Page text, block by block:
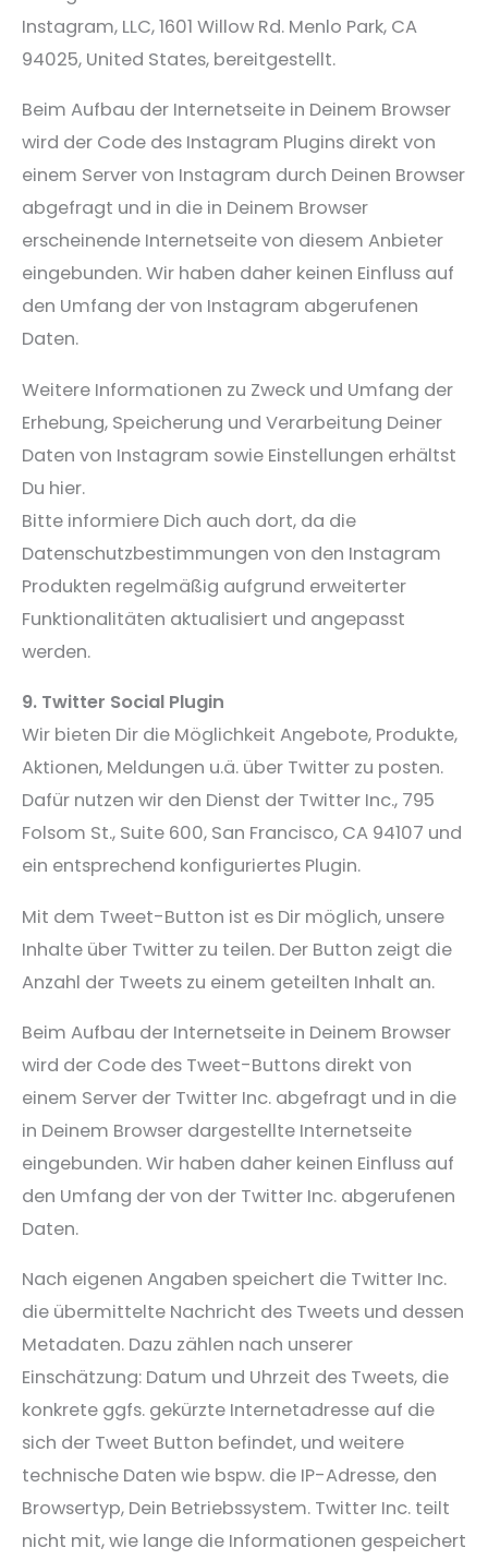
Instagram, LLC, 1601 Willow Rd. Menlo Park, CA
94025, United States, bereitgestellt.
Beim Aufbau der Internetseite in Deinem Browser
wird der Code des Instagram Plugins direkt von
einem Server von Instagram durch Deinen Browser
abgefragt und in die in Deinem Browser
erscheinende Internetseite von diesem Anbieter
eingebunden. Wir haben daher keinen Einfluss auf
den Umfang der von Instagram abgerufenen
Daten.
Weitere Informationen zu Zweck und Umfang der
Erhebung, Speicherung und Verarbeitung Deiner
Daten von Instagram sowie Einstellungen erhältst
Du hier.
Bitte informiere Dich auch dort, da die
Datenschutzbestimmungen von den Instagram
Produkten regelmäßig aufgrund erweiterter
Funktionalitäten aktualisiert und angepasst
werden.
9. Twitter Social Plugin
Wir bieten Dir die Möglichkeit Angebote, Produkte,
Aktionen, Meldungen u.ä. über Twitter zu posten.
Dafür nutzen wir den Dienst der Twitter Inc., 795
Folsom St., Suite 600, San Francisco, CA 94107 und
ein entsprechend konfiguriertes Plugin.
Mit dem Tweet-Button ist es Dir möglich, unsere
Inhalte über Twitter zu teilen. Der Button zeigt die
Anzahl der Tweets zu einem geteilten Inhalt an.
Beim Aufbau der Internetseite in Deinem Browser
wird der Code des Tweet-Buttons direkt von
einem Server der Twitter Inc. abgefragt und in die
in Deinem Browser dargestellte Internetseite
eingebunden. Wir haben daher keinen Einfluss auf
den Umfang der von der Twitter Inc. abgerufenen
Daten.
Nach eigenen Angaben speichert die Twitter Inc.
die übermittelte Nachricht des Tweets und dessen
Metadaten. Dazu zählen nach unserer
Einschätzung: Datum und Uhrzeit des Tweets, die
konkrete ggfs. gekürzte Internetadresse auf die
sich der Tweet Button befindet, und weitere
technische Daten wie bspw. die IP-Adresse, den
Browsertyp, Dein Betriebssystem. Twitter Inc. teilt
nicht mit, wie lange die Informationen gespeichert